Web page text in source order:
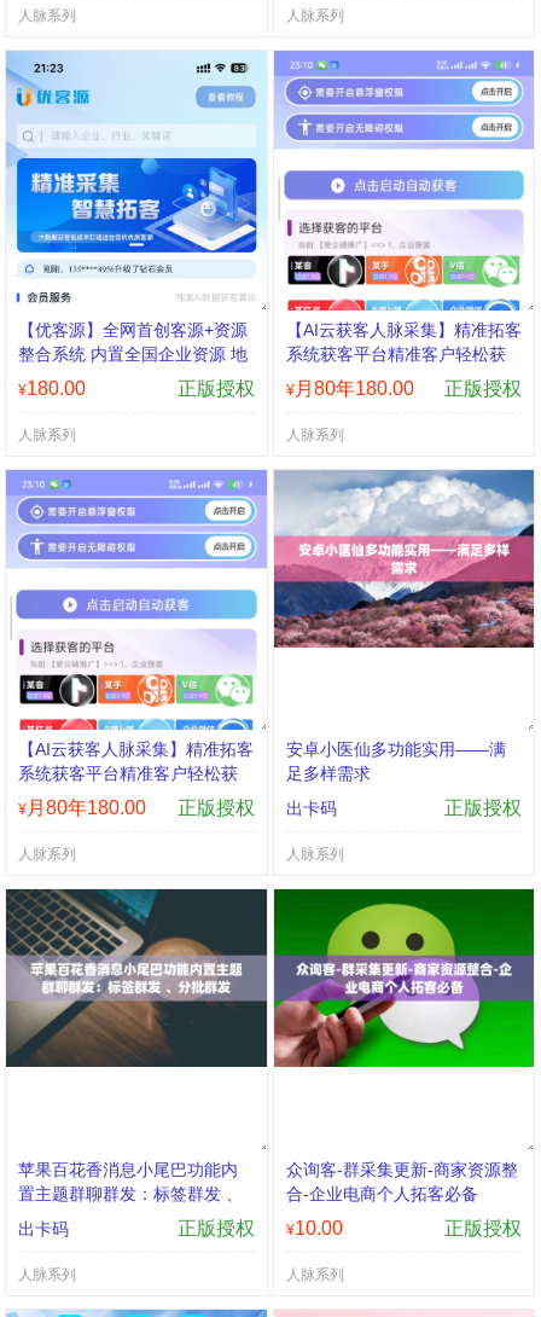
人脉系列 人脉系列
【优客源】全网首创客源+资源
整合系统 内置全国企业资源 地
图商家
¥180.00 正版授权
人脉系列
【AI云获客人脉采集】精准拓客
系统获客平台精准客户轻松获
取月卡年卡授权
¥ 月80年180.00 正版授权
人脉系列
【AI云获客人脉采集】精准拓客
系统获客平台精准客户轻松获
取月卡年卡授权
¥ 月80年180.00 正版授权
人脉系列
安卓小医仙多功能实用——满
足多样需求
出卡码
正版授权
人脉系列
苹果百花香消息小尾巴功能内
置主题群聊群发：标签群发 、
分批群发
出卡码 正版授权
人脉系列
众询客-群采集更新-商家资源整
合-企业电商个人拓客必备
¥10.00 正版授权
人脉系列